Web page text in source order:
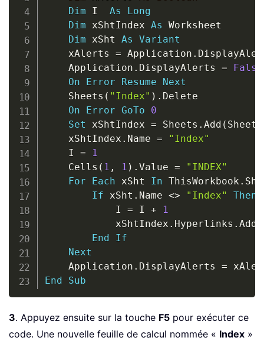
Dim I As
Long
Dim xShtIndex As Worksheet
Dim xSht As
Variant
    xAlerts
= Application .
    Application
. DisplayAlerts =
False
On
Error Resume
Next
    Sheets
( "Index" ) . Delete
On
Error GoTo
0
Set xShtIndex = Sheets . Add ( Sheets
    xShtIndex
. Name =
"Index"
    I
=
1
    Cells
( 1 , 1 ) . Value =
"INDEX"
For
Each xSht In ThisWorkbook .
If xSht . Name <> "Index"
Then
            I
= I +
1
            xShtIndex
. Hyperlinks . Add
End
If
Next
    Application
. DisplayAlerts =
End
Sub
3. Appuyez ensuite sur la touche F5 pour exécuter ce
code. Une nouvelle feuille de calcul nommée « Index »